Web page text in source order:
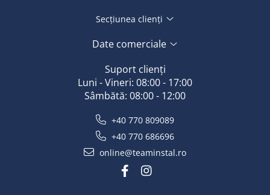
Secțiunea clienți
Date comerciale
Suport clienți
Luni - Vineri: 08:00 - 17:00
Sâmbătă: 08:00 - 12:00
+40 770 809089
+40 770 686696
online@teaminstal.ro